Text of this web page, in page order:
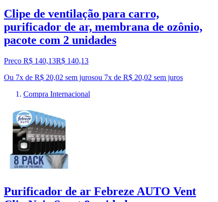
Clipe de ventilação para carro,
purificador de ar, membrana de ozônio,
pacote com 2 unidades
Preço R$ 140,13R$ 140,13
Ou 7x de R$ 20,02 sem jurosou 7x de R$ 20,02 sem juros
Compra Internacional
Purificador de ar Febreze AUTO Vent